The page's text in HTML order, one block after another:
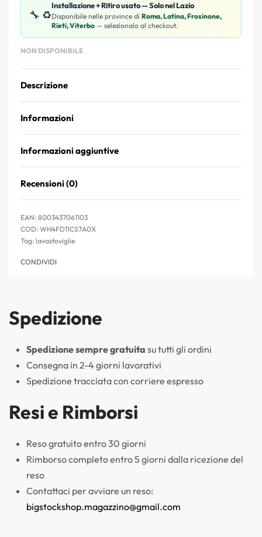
🔧 ♻️
Installazione + Ritiro usato — Solo nel Lazio
Disponibile nelle province di Roma, Latina, Frosinone,
Rieti, Viterbo — selezionalo al checkout.
NON DISPONIBILE
Descrizione
Informazioni
Informazioni aggiuntive
Recensioni (0)
EAN: 8003437061103
WH4FD11CS7A0X
Tag: lavastoviglie
CONDIVIDI
Spedizione
Spedizione sempre gratuita su tutti gli ordini
Consegna in 2-4 giorni lavorativi
Spedizione tracciata con corriere espresso
Resi e Rimborsi
Reso gratuito entro 30 giorni
Rimborso completo entro 5 giorni dalla ricezione del
reso
Contattaci per avviare un reso:
bigstockshop.magazzino@gmail.com